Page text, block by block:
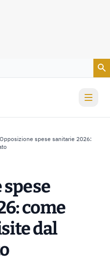
Opposizione spese sanitarie 2026:
come
dal